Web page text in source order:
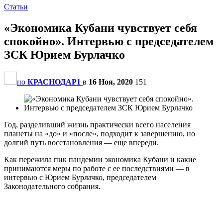
Статьи
«Экономика Кубани чувствует себя
спокойно». Интервью с председателем
ЗСК Юрием Бурлачко
по КРАСНОДАР1 в 16 Ноя, 2020 151
Год, разделивший жизнь практически всего населения
планеты на «до» и «после», подходит к завершению, но
долгий путь восстановления — еще впереди.
Как пережила пик пандемии экономика Кубани и какие
принимаются меры по работе с ее последствиями — в
интервью с Юрием Бурлачко, председателем
Законодательного собрания.